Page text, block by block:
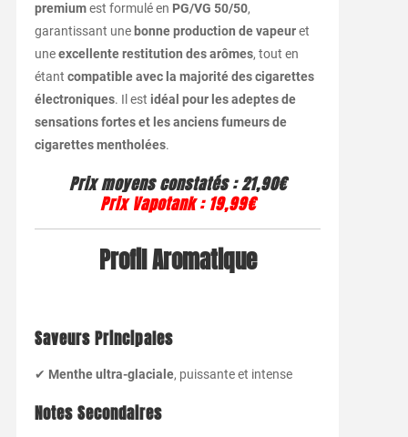
premiumest formulé en PG/VG 50/50,
garantissant une bonne production de vapeuret
uneexcellente restitution des arômes, tout en
étant compatible avec la majorité des cigarettes
électroniques. Il est idéal pour les adeptes de
sensations fortes et les anciens fumeurs de
cigarettes mentholées.
Prix moyens constatés: 21,90€
Prix Vapotank: 19,99€
Profil Aromatique
Saveurs Principales
✔ Menthe ultra-glaciale, puissante et intense
Notes Secondaires